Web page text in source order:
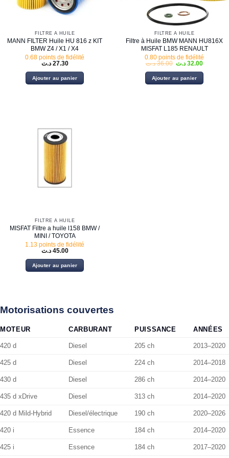
FILTRE À HUILE
MANN FILTER Huile HU 816 z KIT
BMW Z4 / X1 / X4
0.68 points de fidélité
27.30 د.ت
Ajouter au panier
FILTRE À HUILE
Filtre à Huile BMW MANN HU816X
MISFAT L185 RENAULT
0.80 points de fidélité
36.00 د.ت
Le
initial
était :
32.00 د.ت
Le
actuel
est :
Ajouter au panier
FILTRE À HUILE
MISFAT Filtre a huile l158 BMW /
MINI / TOYOTA
1.13 points de fidélité
45.00 د.ت
Ajouter au panier
Motorisations couvertes
MOTEUR CARBURANT PUISSANCE ANNÉES
420 d Diesel 205 ch 2013–2020
425 d Diesel 224 ch 2014–2018
430 d Diesel 286 ch 2014–2020
435 d xDrive Diesel 313 ch 2014–2020
420 d Mild-Hybrid Diesel/électrique 190 ch 2020–2026
420 i Essence 184 ch 2014–2020
425 i Essence 184 ch 2017–2020